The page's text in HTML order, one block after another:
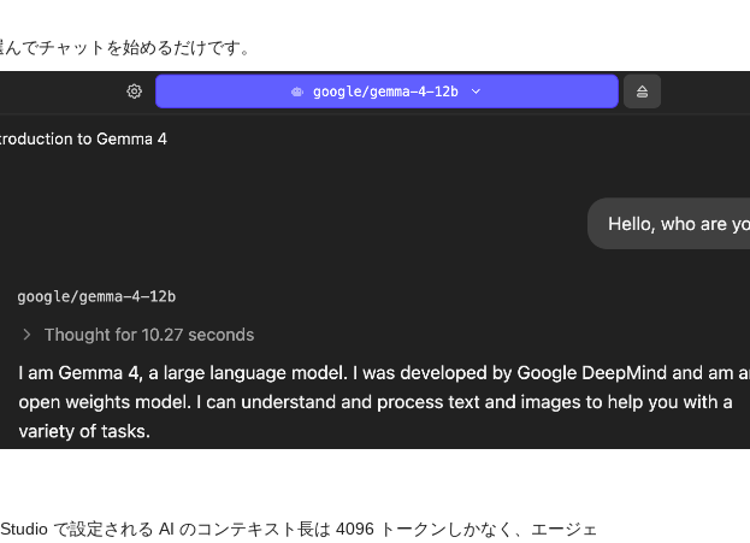
でチャットを始めるだけです。
で設定される AI のコンテキスト長は 4096 トークンしかなく、エージェ